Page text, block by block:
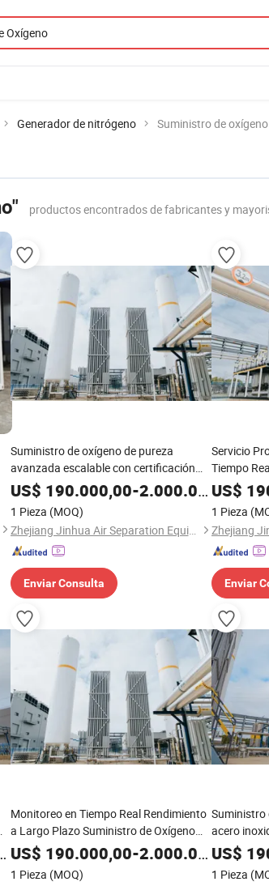
Generador de nitrógeno Suministro de oxígeno
productos encontrados de fabricantes y
Suministro de oxígeno de pureza
avanzada escalable con certificación
PED
US$ 190.000,00-2.000.000,00
1 Pieza (MOQ)
Zhejiang Jinhua Air Separation Equipment Co., Ltd
Enviar Consulta
Servicio
Tiempo
Oxígeno
US$
1 Pieza
Enviar
Monitoreo en Tiempo Real Rendimiento
a Largo Plazo Suministro de Oxígeno
Continuo y Confiable
US$ 190.000,00-2.000.000,00
1 Pieza (MOQ)
Suministro
acero
US$
1 Pieza